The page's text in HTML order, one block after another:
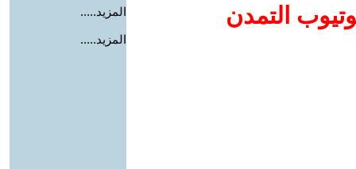
التمدن
المزيد.....
المزيد.....